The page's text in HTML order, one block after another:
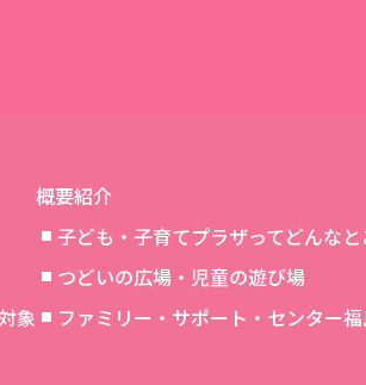
象
概要紹介
子ども・子育てプラザってどんなと
つどいの広場・児童の遊び場
ファミリー・サポート・センター